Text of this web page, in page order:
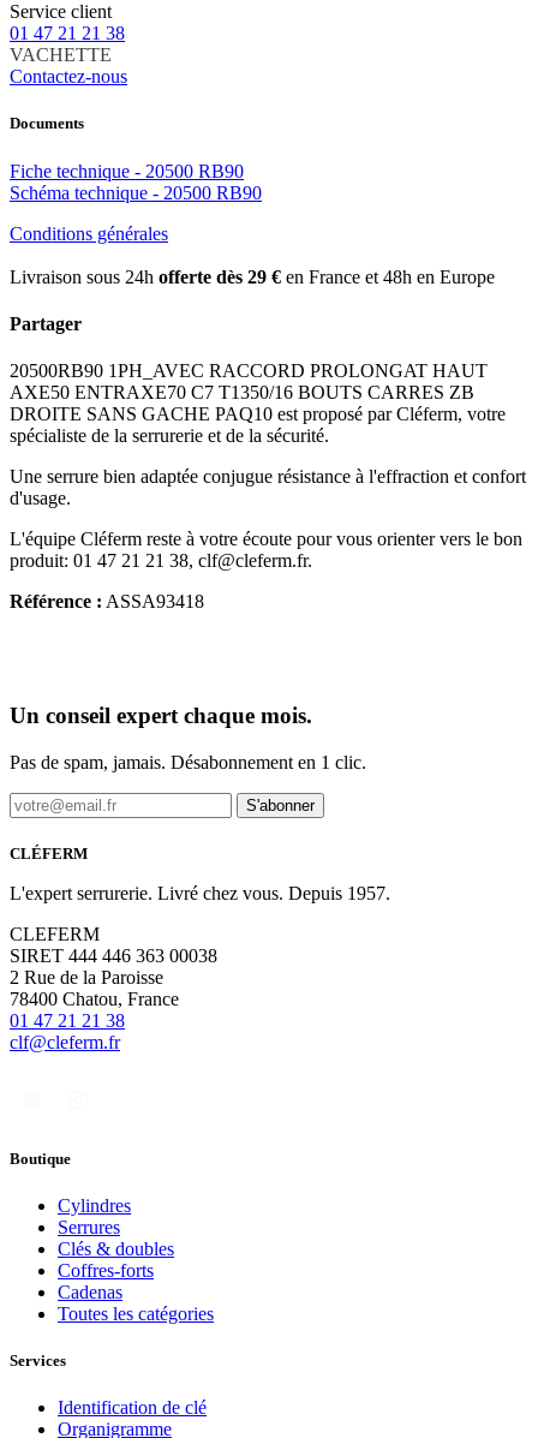
Service client
01 47 21 21 38
VACHETTE
Contactez-nous
Documents
Fiche technique - 20500 RB90
Schéma technique - 20500 RB90
Conditions générales
Livraison sous 24h offerte dès 29 € en France et 48h en Europe
Partager
20500RB90 1PH_AVEC RACCORD PROLONGAT HAUT
AXE50 ENTRAXE70 C7 T1350/16 BOUTS CARRES ZB
DROITE SANS GACHE PAQ10 est proposé par Cléferm, votre
spécialiste de la serrurerie et de la sécurité.
Une serrure bien adaptée conjugue résistance à l'effraction et confort
d'usage.
L'équipe Cléferm reste à votre écoute pour vous orienter vers le bon
produit: 01 47 21 21 38, clf@cleferm.fr.
Référence : ASSA93418
Un conseil expert chaque mois.
Pas de spam, jamais. Désabonnement en 1 clic.
S'abonner
CLÉFERM
L'expert serrurerie. Livré chez vous. Depuis 1957.
CLEFERM
SIRET 444 446 363 00038
2 Rue de la Paroisse
78400 Chatou, France
01 47 21 21 38
clf@cleferm.fr
Boutique
Cylindres
Serrures
Clés & doubles
Coffres-forts
Cadenas
Toutes les catégories
Services
Identification de clé
Organigramme